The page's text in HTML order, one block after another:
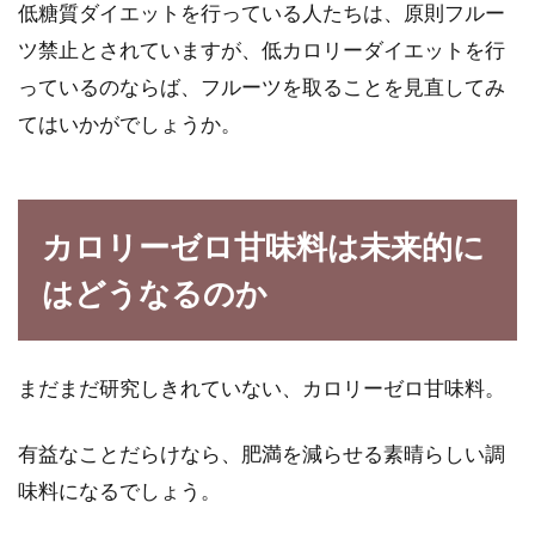
低糖質ダイエットを行っている人たちは、原則フルー
ツ禁止とされていますが、低カロリーダイエットを行
っているのならば、フルーツを取ることを見直してみ
てはいかがでしょうか。
カロリーゼロ甘味料は未来的に
はどうなるのか
まだまだ研究しきれていない、カロリーゼロ甘味料。
有益なことだらけなら、肥満を減らせる素晴らしい調
味料になるでしょう。